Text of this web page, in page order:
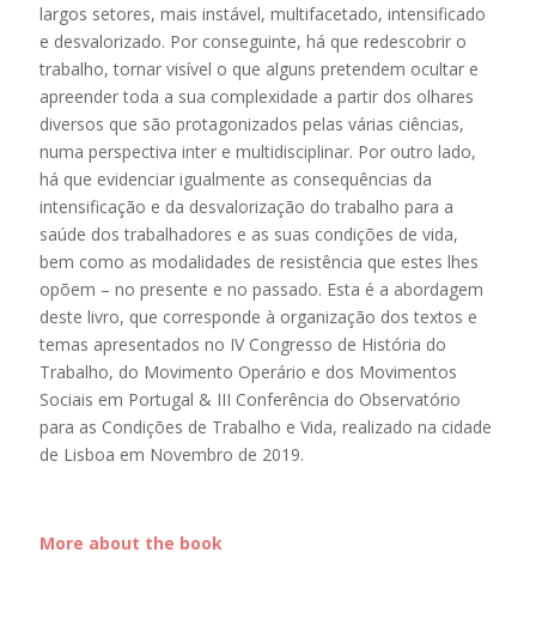
largos setores, mais instável, multifacetado, intensificado
e desvalorizado. Por conseguinte, há que redescobrir o
trabalho, tornar visível o que alguns pretendem ocultar e
apreender toda a sua complexidade a partir dos olhares
diversos que são protagonizados pelas várias ciências,
numa perspectiva inter e multidisciplinar. Por outro lado,
há que evidenciar igualmente as consequências da
intensificação e da desvalorização do trabalho para a
saúde dos trabalhadores e as suas condições de vida,
bem como as modalidades de resistência que estes lhes
opõem – no presente e no passado. Esta é a abordagem
deste livro, que corresponde à organização dos textos e
temas apresentados no IV Congresso de História do
Trabalho, do Movimento Operário e dos Movimentos
Sociais em Portugal & III Conferência do Observatório
para as Condições de Trabalho e Vida, realizado na cidade
de Lisboa em Novembro de 2019.
More about the book